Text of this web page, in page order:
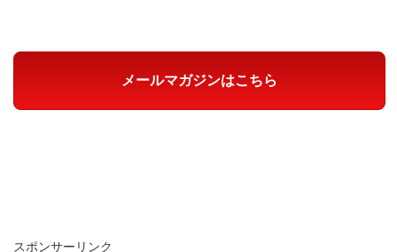
メールマガジンはこちら
スポンサーリンク